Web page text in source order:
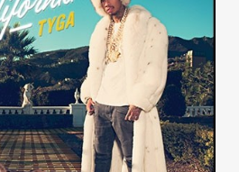
Home
Cover Story
Publicidad